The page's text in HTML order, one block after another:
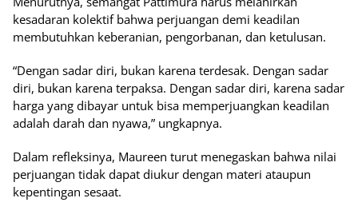
kesadaran kolektif bahwa perjuangan demi keadilan
membutuhkan keberanian, pengorbanan, dan ketulusan.
“Dengan sadar diri, bukan karena terdesak. Dengan sadar
diri, bukan karena terpaksa. Dengan sadar diri, karena sadar
harga yang dibayar untuk bisa memperjuangkan keadilan
adalah darah dan nyawa,” ungkapnya.
Dalam refleksinya, Maureen turut menegaskan bahwa nilai
perjuangan tidak dapat diukur dengan materi ataupun
kepentingan sesaat.